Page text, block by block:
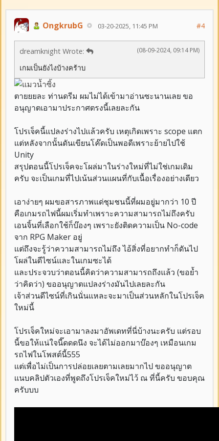
OngkrubG 03-20-2025, 11:45 PM #4
(08-09-2024, 09:14 PM)
dreamknight Wrote:
เกมเป็นยังไงบ้างคร้าบ
ตายยยละ ท่านดรีม ผมไม่ได้เข้ามาอ่านซะนานเลย ขอ
อนุญาตเอามาประกาศตรงนี้เลยละกัน
โปรเจ็คนี้แปลงร่างไปแล้วครับ เหตุเกิดเพราะ scope แตก
แต่หลังจากนั้นดันเขียนโค๊ดเป็นพอดีเพราะย้ายไปใช้
Unity
สรุปตอนนี้โปรเจ็คจะโผล่มาในร่างใหม่ที่ไม่ใช่เกมเดิม
ครับ จะเป็นเกมที่ไปเน้นส่วนแผนที่กับเนื้อเรื่องอย่างเดียว
เอาง่ายๆ ผมขอสารภาพแด่ชุมชนนี้ที่ผมอยู่มากว่า 10 ปี
คือเกมรถไฟนี้ผมเริ่มทำเพราะความสามารถไม่ถึงครับ
เอนจิ้นที่เลือกใช้ก็บ๊องๆ เพราะยังติดความเป็น No-code
จาก RPG Maker อยู่
แต่ถึงจะรู้ว่าความสามารถไม่ถึง ไอ้สิ่งที่อยากทำก็ดันไป
โผล่ในดีไซน์และในเกมซะได้
และประจวบว่าตอนนี้คิดว่าความสามารถถึงแล้ว (ขอย้ำ
ว่าคิดว่า) ขออนุญาตแปลงร่างมันไปเลยละกัน
เจ้าส่วนดีไซน์ที่เกินนั่นแหละจะมาเป็นส่วนหลักในโปรเจ็ค
ใหม่นี้
โปรเจ็คใหม่จะเอามาลงมาอัพเดทที่นี่บ้างนะครับ แต่รอบ
นี้ขอให้แน่ใจนี๊ดดดนึง จะได้ไม่ออกมาบ๊องๆ เหมือนเกม
รถไฟในโพสต์นี้555
แต่เพื่อไม่เป็นการปล่อยเลยตามเลยมากไป ขออนุญาต
แนบคลิปตัวเองที่พูดถึงโปรเจ็คใหม่ไว้ ณ ที่นี้ครับ ขอบคุณ
ครับบบ